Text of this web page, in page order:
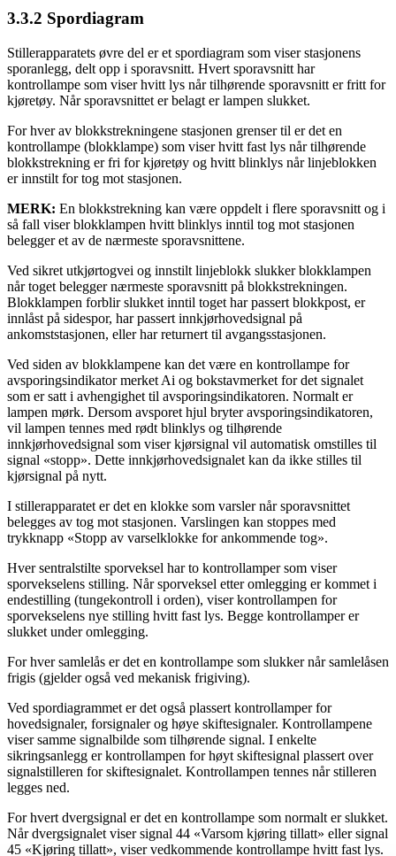
3.3.2 Spordiagram
Stillerapparatets øvre del er et spordiagram som viser stasjonens
sporanlegg, delt opp i sporavsnitt. Hvert sporavsnitt har
kontrollampe som viser hvitt lys når tilhørende sporavsnitt er fritt for
kjøretøy. Når sporavsnittet er belagt er lampen slukket.
For hver av blokkstrekningene stasjonen grenser til er det en
kontrollampe (blokklampe) som viser hvitt fast lys når tilhørende
blokkstrekning er fri for kjøretøy og hvitt blinklys når linjeblokken
er innstilt for tog mot stasjonen.
MERK: En blokkstrekning kan være oppdelt i flere sporavsnitt og i
så fall viser blokklampen hvitt blinklys inntil tog mot stasjonen
belegger et av de nærmeste sporavsnittene.
Ved sikret utkjørtogvei og innstilt linjeblokk slukker blokklampen
når toget belegger nærmeste sporavsnitt på blokkstrekningen.
Blokklampen forblir slukket inntil toget har passert blokkpost, er
innlåst på sidespor, har passert innkjørhovedsignal på
ankomststasjonen, eller har returnert til avgangsstasjonen.
Ved siden av blokklampene kan det være en kontrollampe for
avsporingsindikator merket Ai og bokstavmerket for det signalet
som er satt i avhengighet til avsporingsindikatoren. Normalt er
lampen mørk. Dersom avsporet hjul bryter avsporingsindikatoren,
vil lampen tennes med rødt blinklys og tilhørende
innkjørhovedsignal som viser kjørsignal vil automatisk omstilles til
signal «stopp». Dette innkjørhovedsignalet kan da ikke stilles til
kjørsignal på nytt.
I stillerapparatet er det en klokke som varsler når sporavsnittet
belegges av tog mot stasjonen. Varslingen kan stoppes med
trykknapp «Stopp av varselklokke for ankommende tog».
Hver sentralstilte sporveksel har to kontrollamper som viser
sporvekselens stilling. Når sporveksel etter omlegging er kommet i
endestilling (tungekontroll i orden), viser kontrollampen for
sporvekselens nye stilling hvitt fast lys. Begge kontrollamper er
slukket under omlegging.
For hver samlelås er det en kontrollampe som slukker når samlelåsen
frigis (gjelder også ved mekanisk frigiving).
Ved spordiagrammet er det også plassert kontrollamper for
hovedsignaler, forsignaler og høye skiftesignaler. Kontrollampene
viser samme signalbilde som tilhørende signal. I enkelte
sikringsanlegg er kontrollampen for høyt skiftesignal plassert over
signalstilleren for skiftesignalet. Kontrollampen tennes når stilleren
legges ned.
For hvert dvergsignal er det en kontrollampe som normalt er slukket.
Når dvergsignalet viser signal 44 «Varsom kjøring tillatt» eller signal
45 «Kjøring tillatt», viser vedkommende kontrollampe hvitt fast lys.